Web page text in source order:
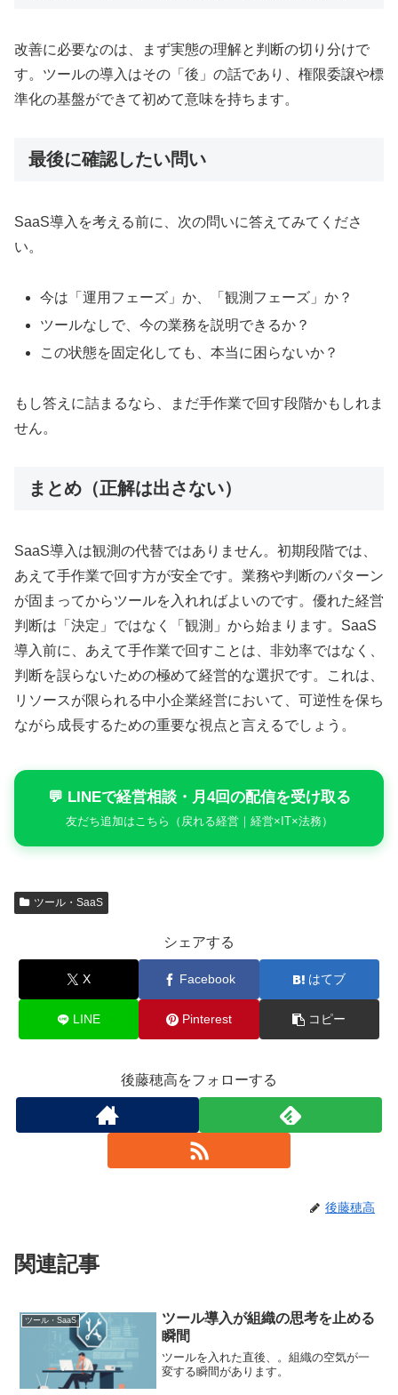
改善に必要なのは、まず実態の理解と判断の切り分けで
す。ツールの導入はその「後」の話であり、権限委譲や標
準化の基盤ができて初めて意味を持ちます。
最後に確認したい問い
SaaS導入を考える前に、次の問いに答えてみてくださ
い。
今は「運用フェーズ」か、「観測フェーズ」か？
ツールなしで、今の業務を説明できるか？
この状態を固定化しても、本当に困らないか？
もし答えに詰まるなら、まだ手作業で回す段階かもしれま
せん。
まとめ（正解は出さない）
SaaS導入は観測の代替ではありません。初期段階では、
あえて手作業で回す方が安全です。業務や判断のパターン
が固まってからツールを入れればよいのです。優れた経営
判断は「決定」ではなく「観測」から始まります。SaaS
導入前に、あえて手作業で回すことは、非効率ではなく、
判断を誤らないための極めて経営的な選択です。これは、
リソースが限られる中小企業経営において、可逆性を保ち
ながら成長するための重要な視点と言えるでしょう。
💬 LINEで経営相談・月4回の配信を受け取る
友だち追加はこちら（戻れる経営｜経営×IT×法務）
ツール・SaaS
シェアする
X Facebook はてブ
LINE Pinterest コピー
後藤穂高をフォローする
後藤穂高
関連記事
ツール・SaaS
ツール導入が組織の思考を止める
瞬間
ツールを入れた直後、。組織の空気が一
変する瞬間があります。